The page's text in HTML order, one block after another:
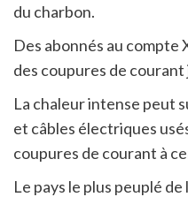
du charbon.
Des abonnés au compte
des coupures de
La chaleur intense peut
et câbles électriques
coupures de courant à
Le pays le plus peuplé